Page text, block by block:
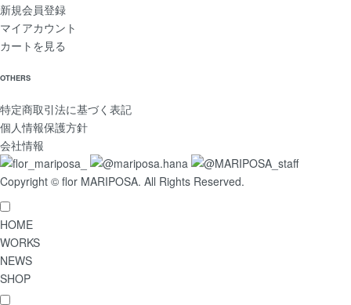
新規会員登録
マイアカウント
カートを見る
OTHERS
特定商取引法に基づく表記
個人情報保護方針
会社情報
Copyright © flor MARIPOSA. All Rights Reserved.
HOME
WORKS
NEWS
SHOP